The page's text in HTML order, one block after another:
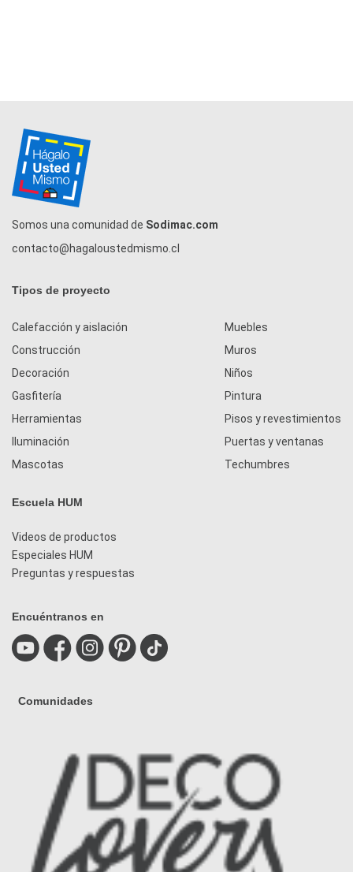
Somos una comunidad de Sodimac.com
contacto@hagaloustedmismo.cl
Tipos de proyecto
Calefacción y aislación
Construcción
Decoración
Gasfitería
Herramientas
Iluminación
Mascotas
Muebles
Muros
Niños
Pintura
Pisos y revestimientos
Puertas y ventanas
Techumbres
Escuela HUM
Videos de productos
Especiales HUM
Preguntas y respuestas
Encuéntranos en
Comunidades